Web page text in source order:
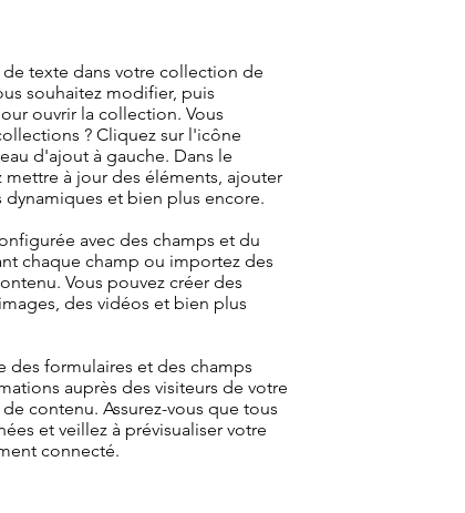
texte dans votre collection de
souhaitez modifier, puis
ouvrir la collection. Vous
? Cliquez sur l'icône
d'ajout à gauche. Dans le
à jour des éléments, ajouter
et bien plus encore.
avec des champs et du
chaque champ ou importez des
Vous pouvez créer des
des vidéos et bien plus
des formulaires et des champs
auprès des visiteurs de votre
contenu. Assurez-vous que tous
et veillez à prévisualiser votre
connecté.